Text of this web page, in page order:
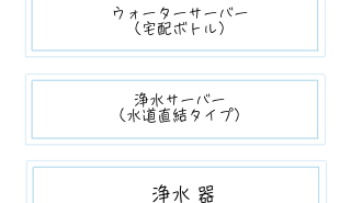
ウォーターサーバー​​
（宅配ボトル）
浄水サーバー
（​水道直結タイプ）
​​浄水器